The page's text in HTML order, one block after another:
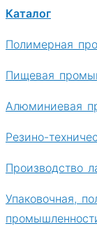
Каталог
Полимерная
Пищевая
Алюминиевая
Резино-
Производство
Упаковочная,